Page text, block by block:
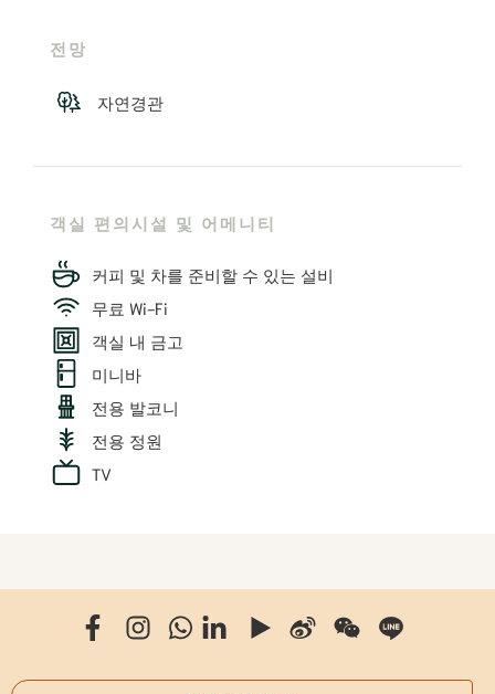
전망
자연경관
객실 편의시설 및 어메니티
커피 및 차를 준비할 수 있는 설비
무료 Wi-Fi
객실 내 금고
미니바
전용 발코니
전용 정원
TV